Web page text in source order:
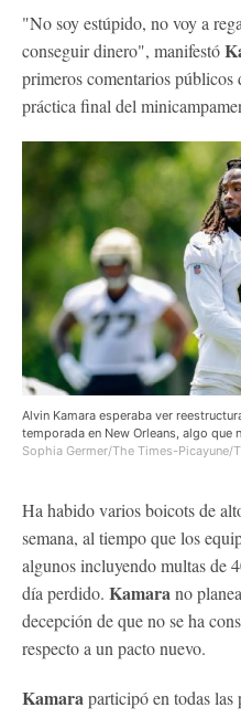
"No soy estúpido, no voy a
conseguir dinero", manifestó
primeros comentarios públicos
práctica final del
Alvin Kamara esperaba ver
temporada en New Orleans, algo que
Sophia Germer/The Times-Picayune/
Ha habido varios boicots de
semana, al tiempo que los
algunos incluyendo multas de
día perdido. Kamarano
decepción de que no se ha
respecto a un pacto nuevo.
Kamaraparticipó en todas las